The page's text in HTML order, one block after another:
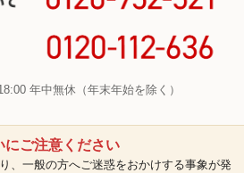
年中無休（年末年始を除く）
にご注意ください
、一般の方へご迷惑をおかけする事象が発